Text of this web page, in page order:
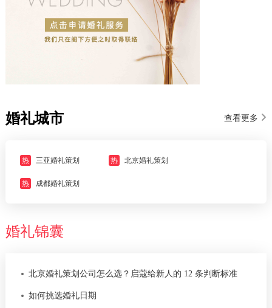
婚礼城市 查看更多
热 三亚婚礼策划 热 北京婚礼策划
热 成都婚礼策划
婚礼锦囊
北京婚礼策划公司怎么选？启蔻给新人的 12 条判断标准
如何挑选婚礼日期